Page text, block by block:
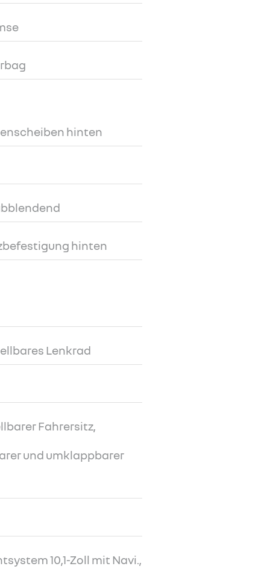
hinten
hinten
Lenkrad
Fahrersitz,
und umklappbarer
10,1-Zoll mit Navi.,